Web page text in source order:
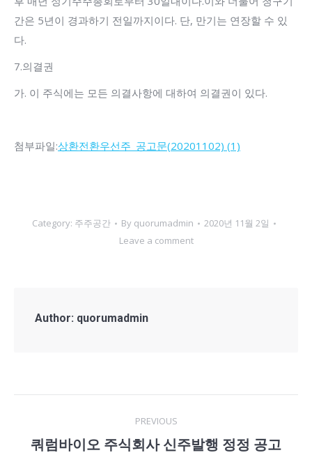
간은 5년이 경과하기 전일까지이다. 단, 만기는 연장할 수 있
다.
7.의결권
가. 이 주식에는 모든 의결사항에 대하여 의결권이 있다.
첨부파일:상환전환우선주_공고문(20201102) (1)
Category: 주주공간 By quorumadmin
2020년 11월 2일
Leave a comment
Author: quorumadmin
navigation
PREVIOUS
Previous
쿼럼바이오 주식회사 신주발행 정정 공고